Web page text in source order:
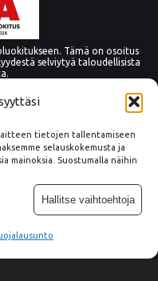
tietojen tallentamiseen
selauskokemusta ja
mainoksia. Suostumalla näihin
Suostumuksen epääminen tai
ominaisuuksiin ja
Hallitse vaihtoehtoja
Tämä on osoitus
selviytyä taloudellisista
Oy